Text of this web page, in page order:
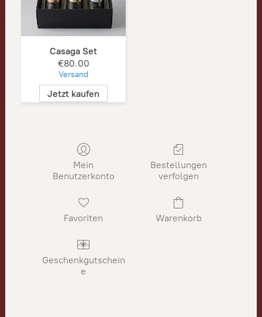
Casaga Set
€80.00
Versand
Jetzt kaufen
Mein
Benutzerkonto
Bestellungen
verfolgen
Favoriten Warenkorb
Geschenkgutschein
e